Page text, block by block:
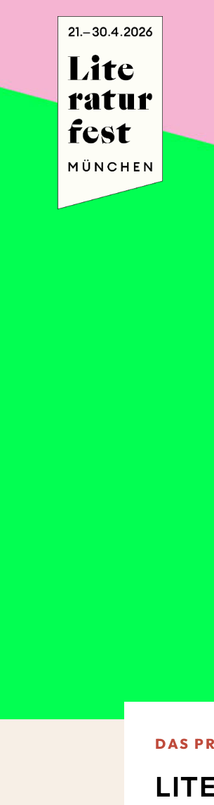
DAS